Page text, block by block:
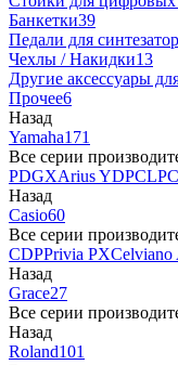
Банкетки39
Педали для
Чехлы / Накидки13
Другие аксессуары
Прочее6
Назад
Yamaha171
Все серии
PDGXArius YDPCLP
Назад
Casio60
Все серии
CDPPrivia PXCelviano
Назад
Grace27
Все серии
Назад
Roland101